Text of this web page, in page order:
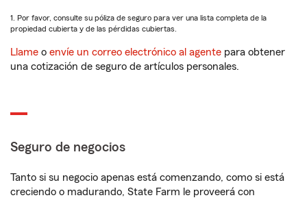
1. Por favor, consulte su póliza de seguro para ver una lista completa de la
propiedad cubierta y de las pérdidas cubiertas.
Llame o envíe un correo electrónico al agente para obtener
una cotización de seguro de artículos personales.
Seguro de negocios
Tanto si su negocio apenas está comenzando, como si está
creciendo o madurando, State Farm le proveerá con